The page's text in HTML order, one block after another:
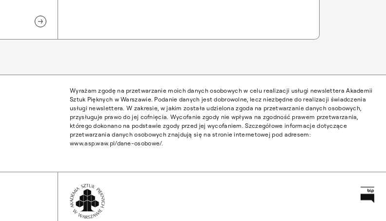
Wyrażam zgodę na przetwarzanie moich danych osobowych w celu realizacji usługi newslettera Akademii
Sztuk Pięknych w Warszawie. Podanie danych jest dobrowolne, lecz niezbędne do realizacji świadczenia
usługi newslettera. W zakresie, w jakim została udzielona zgoda na przetwarzanie danych osobowych,
przysługuje prawo do jej cofnięcia. Wycofanie zgody nie wpływa na zgodność prawem przetwarzania,
którego dokonano na podstawie zgody przed jej wycofaniem. Szczegółowe informacje dotyczące
przetwarzania danych osobowych znajdują się na stronie internetowej pod adresem:
www.asp.waw.pl/dane-osobowe/.